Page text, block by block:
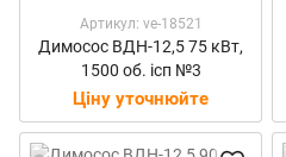
Артикул: ve-18521
Димосос ВДН-12,5 75 кВт,
1500 об. ісп №3
Ціну уточнюйте